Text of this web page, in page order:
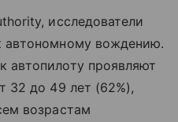
исследователи
автономному вождению.
автопилоту проявляют
32 до 49 лет (62%),
возрастам